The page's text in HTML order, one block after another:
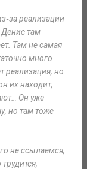
реализации
там
Там не самая
много
реализация, но
их находит,
Он уже
но там тоже
не ссылаемся,